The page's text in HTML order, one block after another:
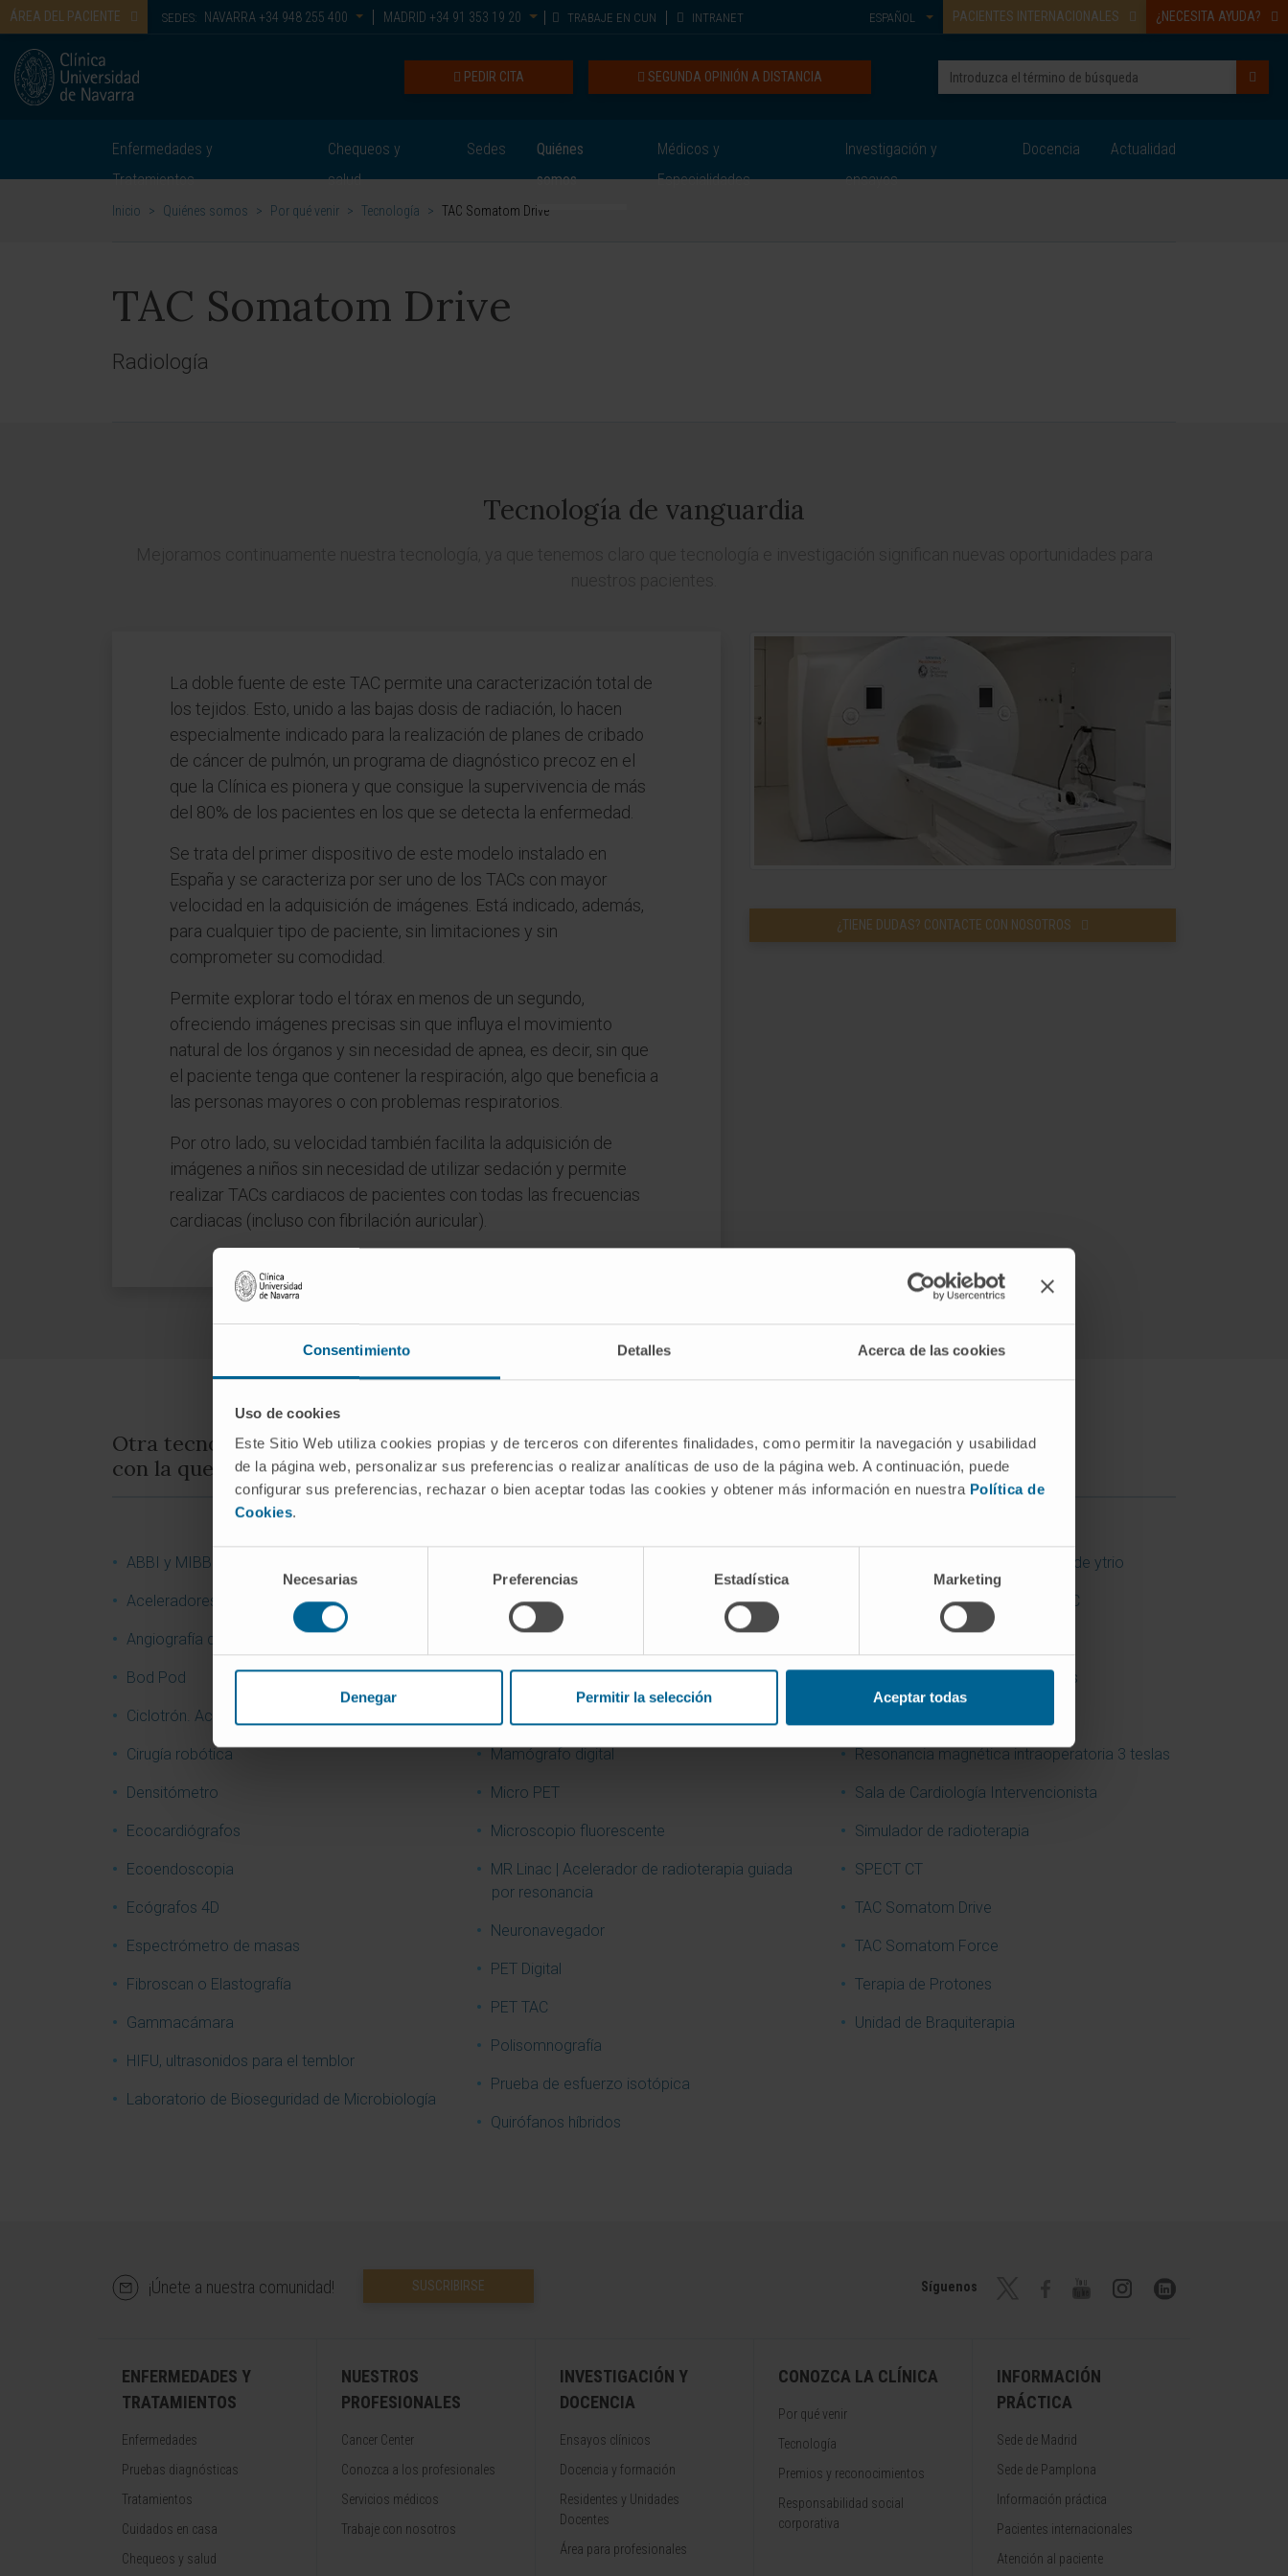
Consentimiento Detalles Acerca de las cookies
Uso de cookies
Este Sitio Web utiliza cookies propias y de terceros con diferentes finalidades, como permitir la navegación y usabilidad
de la página web, personalizar sus preferencias o realizar analíticas de uso de la página web. A continuación, puede
configurar sus preferencias, rechazar o bien aceptar todas las cookies y obtener más información en nuestra Política de
Cookies.
consentimiento
Necesarias Preferencias Estadística Marketing
Denegar Permitir la selección Aceptar todas
ÁREA DEL PACIENTE SEDES: NAVARRA +34 948 255 400 MADRID +34 91 353 19 20 TRABAJE EN CUN INTRANET PACIENTES INTERNACIONALES ¿NECESITA AYUDA?
ESPAÑOL
SEGUNDA OPINIÓN A DISTANCIA
PEDIR CITA
Enfermedades y
Tratamientos
Chequeos y
salud
Sedes
Quiénes
somos
Médicos y
Especialidades
Investigación y
ensayos
Docencia Actualidad
Inicio > Quiénes somos > Por qué venir > Tecnología > TAC Somatom Drive
TAC Somatom Drive
Radiología
Tecnología de vanguardia
La doble fuente de este TAC permite una caracterización total de
los tejidos. Esto, unido a las bajas dosis de radiación, lo hacen
especialmente indicado para la realización de planes de cribado
de cáncer de pulmón, un programa de diagnóstico precoz en el
que la Clínica es pionera y que consigue la supervivencia de más
del 80% de los pacientes en los que se detecta la enfermedad.
Se trata del primer dispositivo de este modelo instalado en
España y se caracteriza por ser uno de los TACs con mayor
velocidad en la adquisición de imágenes. Está indicado, además,
para cualquier tipo de paciente, sin limitaciones y sin
comprometer su comodidad.
Permite explorar todo el tórax en menos de un segundo,
ofreciendo imágenes precisas sin que influya el movimiento
natural de los órganos y sin necesidad de apnea, es decir, sin que
el paciente tenga que contener la respiración, algo que beneficia a
las personas mayores o con problemas respiratorios.
Por otro lado, su velocidad también facilita la adquisición de
imágenes a niños sin necesidad de utilizar sedación y permite
realizar TACs cardiacos de pacientes con todas las frecuencias
cardiacas (incluso con fibrilación auricular).
¿TIENE DUDAS? CONTACTE CON NOSOTROS
Otra tecnología
con la que cuenta la Clínica
ABBI y MIBB
Aceleradores lineales para radioterapia
Angiografía digital
Bod Pod
Ciclotrón. Acelerador de partículas
Cirugía robótica
Densitómetro
Ecocardiógrafos
Ecoendoscopia
Ecógrafos 4D
Espectrómetro de masas
Fibroscan o Elastografía
Gammacámara
HIFU, ultrasonidos para el temblor
Laboratorio de Bioseguridad de Microbiología
Laboratorio GMP del Área de Terapia Celular
Laboratorio PET de Radiofarmacia
Láser verde KTP
Mamógrafo digital
Micro PET
Microscopio fluorescente
MR Linac | Acelerador de radioterapia guiada
por resonancia
Neuronavegador
PET Digital
PET TAC
Polisomnografía
Prueba de esfuerzo isotópica
Quirófanos híbridos
Radioembolización con esferas de ytrio
Radioterapia intraoperatoria LIAC
Radioterapia metabólica
Resonancia magnética 1,5 teslas
Resonancia magnética intraoperatoria 3 teslas
Sala de Cardiología Intervencionista
Simulador de radioterapia
SPECT CT
TAC Somatom Drive
TAC Somatom Force
Terapia de Protones
Unidad de Braquiterapia
¡Únete a nuestra comunidad! SUSCRIBIRSE Síguenos
ENFERMEDADES Y
TRATAMIENTOS
Enfermedades
Pruebas diagnósticas
Tratamientos
Cuidados en casa
Chequeos y salud
NUESTROS
PROFESIONALES
Cancer Center
Conozca a los profesionales
Servicios médicos
Trabaje con nosotros
INVESTIGACIÓN Y
DOCENCIA
Ensayos clínicos
Docencia y formación
Residentes y Unidades
Docentes
Área para profesionales
CONOZCA LA CLÍNICA
Por qué venir
Tecnología
Premios y reconocimientos
Responsabilidad social
corporativa
INFORMACIÓN
PRÁCTICA
Sede de Madrid
Sede de Pamplona
Información práctica
Pacientes internacionales
Atención al paciente